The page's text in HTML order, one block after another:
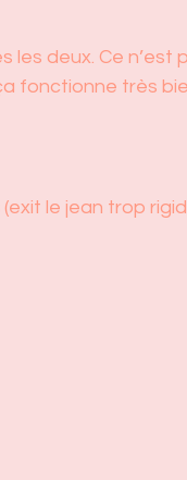
les deux. Ce n’est
fonctionne très
(exit le jean trop